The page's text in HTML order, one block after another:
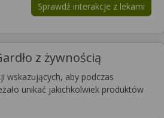
Sprawdź interakcje z lekami
z żywnością
wskazujących, aby podczas
unikać jakichkolwiek produktów